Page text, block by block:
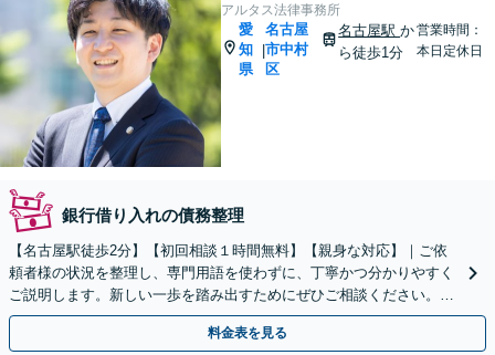
アルタス法律事務所
愛
知
県
|
名古屋
市中村
区
名古屋駅か
ら徒歩1分
営業時間：
本日定休日
銀行借り入れの債務整理
【名古屋駅徒歩2分】【初回相談１時間無料】【親身な対応】｜ご依
頼者様の状況を整理し、専門用語を使わずに、丁寧かつ分かりやすく
ご説明します。新しい一歩を踏み出すためにぜひご相談ください。＜
支払い方法相談可＞
料金表を見る